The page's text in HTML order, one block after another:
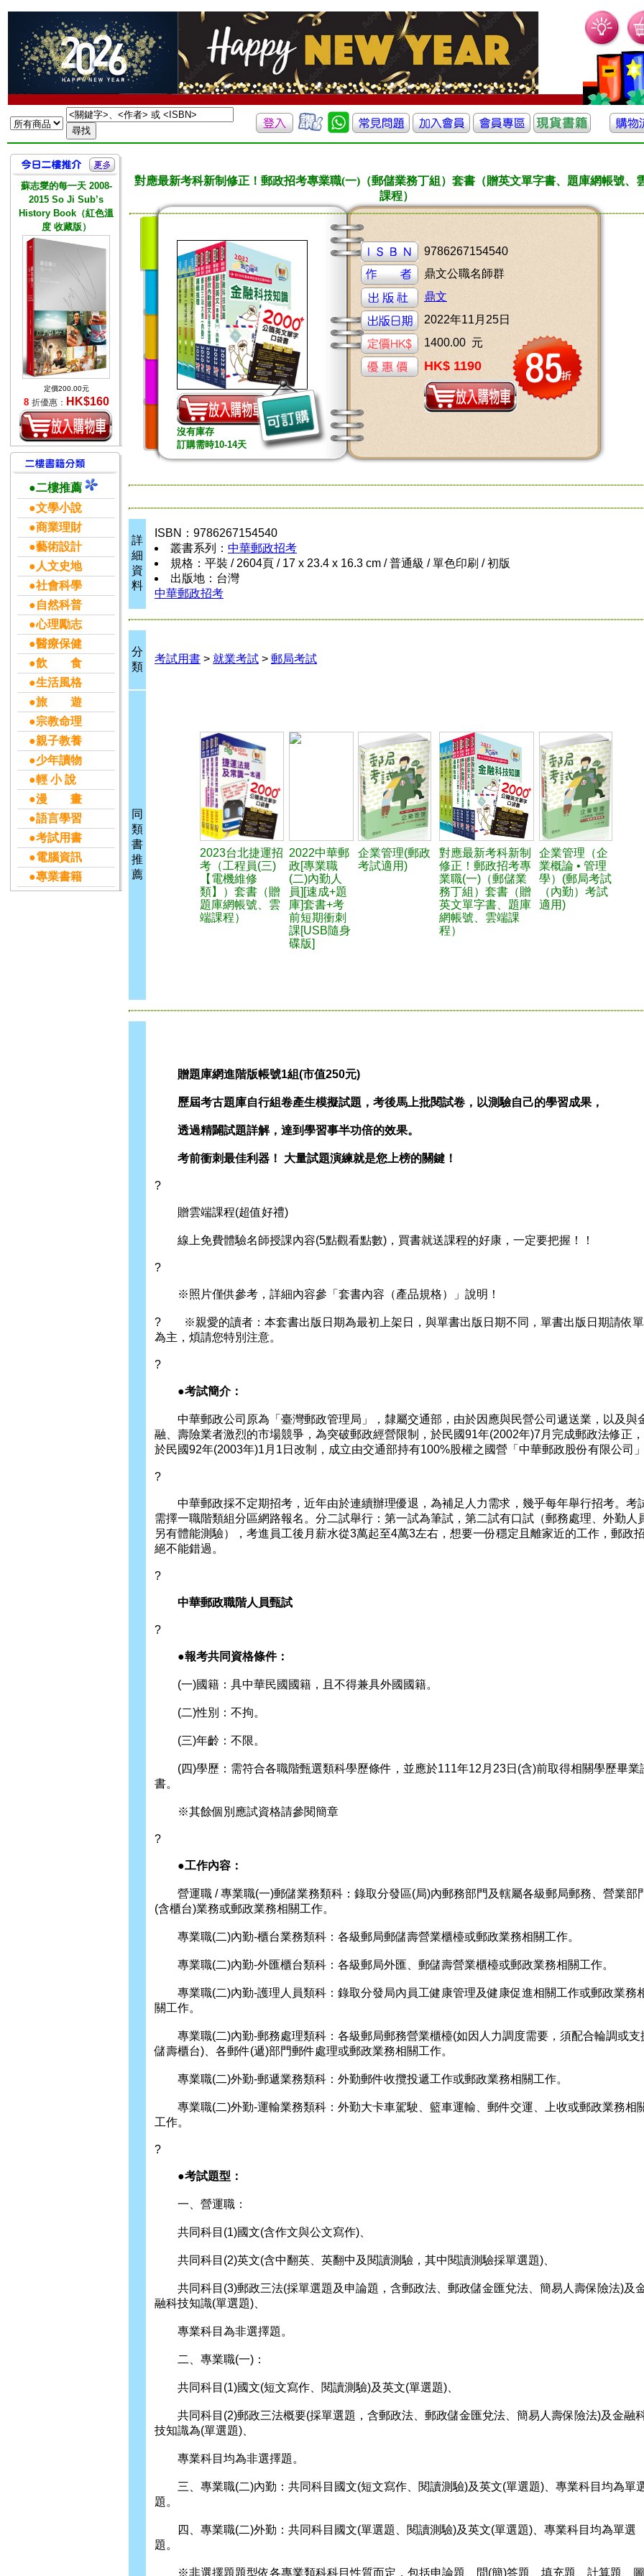
蘇志燮的每一天 2008-
2015 So Ji Sub’s
History Book（紅色溫
度 收藏版）
定價200.00元
8 折優惠： HK$160
●二樓推薦
●文學小說
●商業理財
●藝術設計
●人文史地
●社會科學
●自然科普
●心理勵志
●醫療保健
●飲 食
●生活風格
●旅 遊
●宗教命理
●親子教養
●少年讀物
●輕 小 說
●漫 畫
●語言學習
●考試用書
●電腦資訊
●專業書籍
對應最新考科新制修正！郵政招考專業職(一)（郵儲業務丁組）套書（贈英文單字書、題庫網帳號、
課程）
沒有庫存
訂購需時10-14天
9786267154540
鼎文公職名師群
鼎文
2022年11月25日
1400.00 元
HK$ 1190
詳
細
資
料
ISBN：9786267154540
叢書系列： 中華郵政招考
規格：平裝 / 2604頁 / 17 x 23.4 x 16.3 cm / 普通級 / 單色印刷 / 初版
出版地：台灣
中華郵政招考
分
類
考試用書 > 就業考試 > 郵局考試
同
類
書
推
薦
2023台北捷運招
考（工程員(三)
【電機維修
類】）套書（贈
題庫網帳號、雲
端課程）
2022中華郵
政[專業職
(二)內勤人
員][速成+題
庫]套書+考
前短期衝刺
課[USB隨身
碟版]
企業管理(郵政
考試適用)
對應最新考科新制
修正！郵政招考專
業職(一)（郵儲業
務丁組）套書（贈
英文單字書、題庫
網帳號、雲端課
程）
企業管理（企
業概論 • 管理
學）(郵局考試
（內勤）考試
適用)
贈題庫網進階版帳號1組(市值250元)
歷屆考古題庫自行組卷產生模擬試題，考後馬上批閱試卷，以測驗自己的學習成果，
透過精闢試題詳解，達到學習事半功倍的效果。
考前衝刺最佳利器！ 大量試題演練就是您上榜的關鍵！
?
贈雲端課程(超值好禮)
線上免費體驗名師授課內容(5點觀看點數)，買書就送課程的好康，一定要把握！！
?
※照片僅供參考，詳細內容參「套書內容（產品規格）」說明！
? ※親愛的讀者：本套書出版日期為最初上架日，與單書出版日期不同，單書出版日期請依
為主，煩請您特別注意。
?
●考試簡介：
中華郵政公司原為「臺灣郵政管理局」，隸屬交通部，由於因應與民營公司遞送業，以及與
融、壽險業者激烈的市場競爭，為突破郵政經營限制，於民國91年(2002年)7月完成郵政法修正
於民國92年(2003年)1月1日改制，成立由交通部持有100%股權之國營「中華郵政股份有限公司
?
中華郵政採不定期招考，近年由於連續辦理優退，為補足人力需求，幾乎每年舉行招考。考
需擇一職階類組分區網路報名。分二試舉行：第一試為筆試，第二試有口試（郵務處理、外勤人
另有體能測驗），考進員工後月薪水從3萬起至4萬3左右，想要一份穩定且離家近的工作，郵政
絕不能錯過。
?
中華郵政職階人員甄試
?
●報考共同資格條件：
(一)國籍：具中華民國國籍，且不得兼具外國國籍。
(二)性別：不拘。
(三)年齡：不限。
(四)學歷：需符合各職階甄選類科學歷條件，並應於111年12月23日(含)前取得相關學歷畢業
書。
※其餘個別應試資格請參閱簡章
?
●工作內容：
營運職 / 專業職(一)郵儲業務類科：錄取分發區(局)內郵務部門及轄屬各級郵局郵務、營業部
(含櫃台)業務或郵政業務相關工作。
專業職(二)內勤-櫃台業務類科：各級郵局郵儲壽營業櫃檯或郵政業務相關工作。
專業職(二)內勤-外匯櫃台類科：各級郵局外匯、郵儲壽營業櫃檯或郵政業務相關工作。
專業職(二)內勤-護理人員類科：錄取分發局內員工健康管理及健康促進相關工作或郵政業務
關工作。
專業職(二)內勤-郵務處理類科：各級郵局郵務營業櫃檯(如因人力調度需要，須配合輪調或支
儲壽櫃台)、各郵件(遞)部門郵件處理或郵政業務相關工作。
專業職(二)外勤-郵遞業務類科：外勤郵件收攬投遞工作或郵政業務相關工作。
專業職(二)外勤-運輸業務類科：外勤大卡車駕駛、籃車運輸、郵件交運、上收或郵政業務相
工作。
?
●考試題型：
一、營運職：
共同科目(1)國文(含作文與公文寫作)、
共同科目(2)英文(含中翻英、英翻中及閱讀測驗，其中閱讀測驗採單選題)、
共同科目(3)郵政三法(採單選題及申論題，含郵政法、郵政儲金匯兌法、簡易人壽保險法)及
融科技知識(單選題)、
專業科目為非選擇題。
二、專業職(一)：
共同科目(1)國文(短文寫作、閱讀測驗)及英文(單選題)、
共同科目(2)郵政三法概要(採單選題，含郵政法、郵政儲金匯兌法、簡易人壽保險法)及金融
技知識為(單選題)、
專業科目均為非選擇題。
三、專業職(二)內勤：共同科目國文(短文寫作、閱讀測驗)及英文(單選題)、專業科目均為單
題。
四、專業職(二)外勤：共同科目國文(單選題、閱讀測驗)及英文(單選題)、專業科目均為單選
題。
※非選擇題題型依各專業類科科目性質而定，包括申論題、問(簡)答題、填充題、計算題、